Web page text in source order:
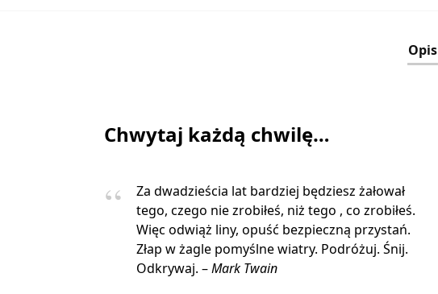
Opis
Chwytaj każdą chwilę…
Za dwadzieścia lat bardziej będziesz żałował
tego, czego nie zrobiłeś, niż tego , co zrobiłeś.
Więc odwiąż liny, opuść bezpieczną przystań.
Złap w żagle pomyślne wiatry. Podróżuj. Śnij.
Odkrywaj. –Mark Twain